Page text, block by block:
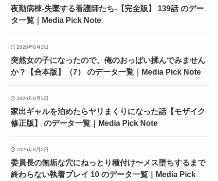
夜勤病棟-失墜する看護師たち-【完全版】 139話 のデー
タ一覧｜Media Pick Note
2026年8月3日
突然女の子になったので、俺のおっぱい揉んでみません
か？【合本版】（7） のデータ一覧｜Media Pick Note
2026年8月3日
家出ギャルを泊めたらヤリまくりになった話【モザイク
修正版】 のデータ一覧｜Media Pick Note
2026年8月2日
委員長の無垢な穴にねっとり種付け〜メス堕ちするまで
終わらない執着プレイ 10 のデータ一覧｜Media Pick